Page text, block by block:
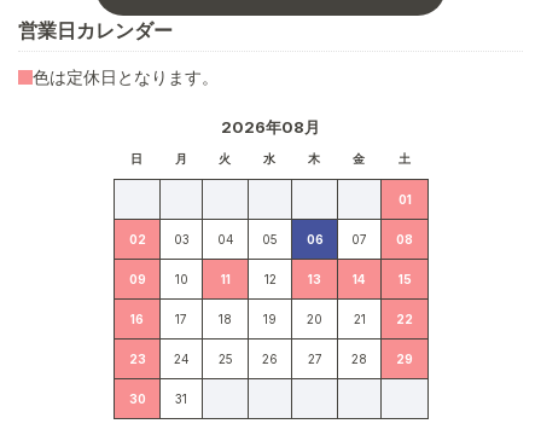
営業日カレンダー
2026年08月
日 月 火 水 木 金 土
01
02 03 04 05 06 07 08
09 10 11 12 13 14 15
16 17 18 19 20 21 22
23 24 25 26 27 28 29
30 31
色は定休日となります。